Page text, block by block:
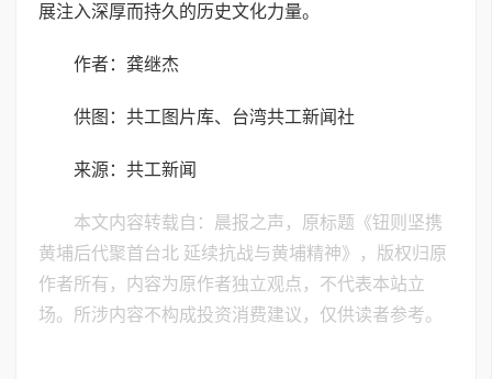
展注入深厚而持久的历史文化力量。
作者：龚继杰
供图：共工图片库、台湾共工新闻社
来源：共工新闻
本文内容转载自：晨报之声，原标题《钮则坚携
黄埔后代聚首台北 延续抗战与黄埔精神》，版权归原
作者所有，内容为原作者独立观点，不代表本站立
场。所涉内容不构成投资消费建议，仅供读者参考。